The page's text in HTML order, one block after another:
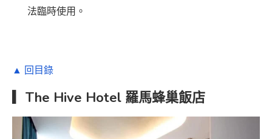
法臨時使用。
▲ 回目錄
▎The Hive Hotel 羅馬蜂巢飯店